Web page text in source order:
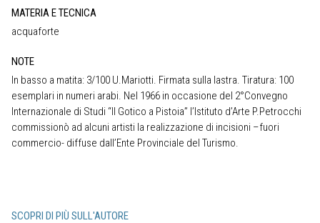
MATERIA E TECNICA
acquaforte
NOTE
In basso a matita: 3/100 U.Mariotti. Firmata sulla lastra. Tiratura: 100
esemplari in numeri arabi. Nel 1966 in occasione del 2°Convegno
Internazionale di Studi “Il Gotico a Pistoia” l’Istituto d’Arte P.Petrocchi
commissionò ad alcuni artisti la realizzazione di incisioni –fuori
commercio- diffuse dall’Ente Provinciale del Turismo.
SCOPRI DI PIÙ SULL'AUTORE